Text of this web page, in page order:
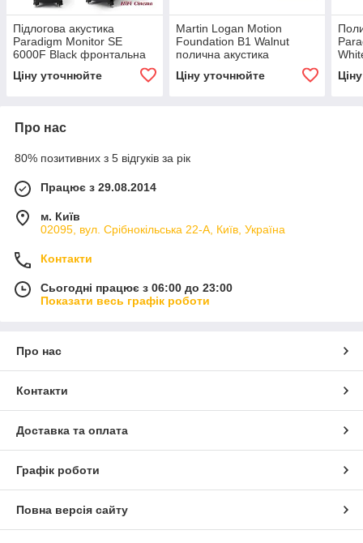
Підлогова акустика
Paradigm Monitor SE
6000F Black фронтальна
домашнього кінотеатру
Ціну уточнюйте
Martin Logan Motion
Foundation B1 Walnut
полична акустика
Ціну уточнюйте
Про нас
80% позитивних з 5 відгуків за рік
Працює з 29.08.2014
м. Київ
02095, вул. Срібнокільська 22-А, Київ, Україна
Контакти
Сьогодні працює з 06:00 до 23:00
Показати весь графік роботи
Про нас
Контакти
Доставка та оплата
Графік роботи
Повна версія сайту